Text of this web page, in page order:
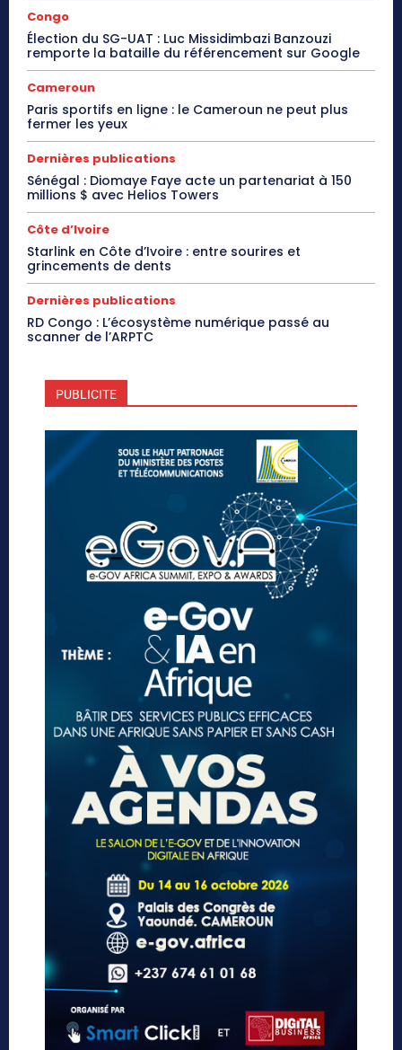
Congo
Élection du SG-UAT : Luc Missidimbazi Banzouzi
remporte la bataille du référencement sur Google
Cameroun
Paris sportifs en ligne : le Cameroun ne peut plus
fermer les yeux
Dernières publications
Sénégal : Diomaye Faye acte un partenariat à 150
millions $ avec Helios Towers
Côte d’Ivoire
Starlink en Côte d’Ivoire : entre sourires et
grincements de dents
Dernières publications
RD Congo : L’écosystème numérique passé au
scanner de l’ARPTC
PUBLICITE